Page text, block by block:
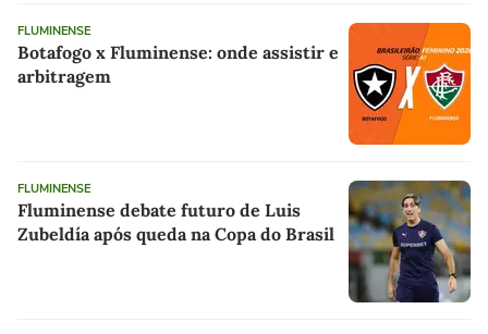
FLUMINENSE
Botafogo x Fluminense: onde assistir e
arbitragem
FLUMINENSE
Fluminense debate futuro de Luis
Zubeldía após queda na Copa do Brasil